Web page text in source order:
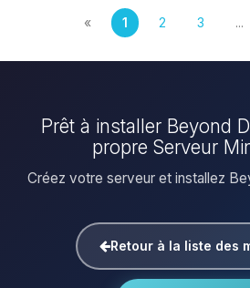
« 1 2 3 ...
Prêt à installer Beyond
propre Serveur
Créez votre serveur et installez
Retour à la liste des